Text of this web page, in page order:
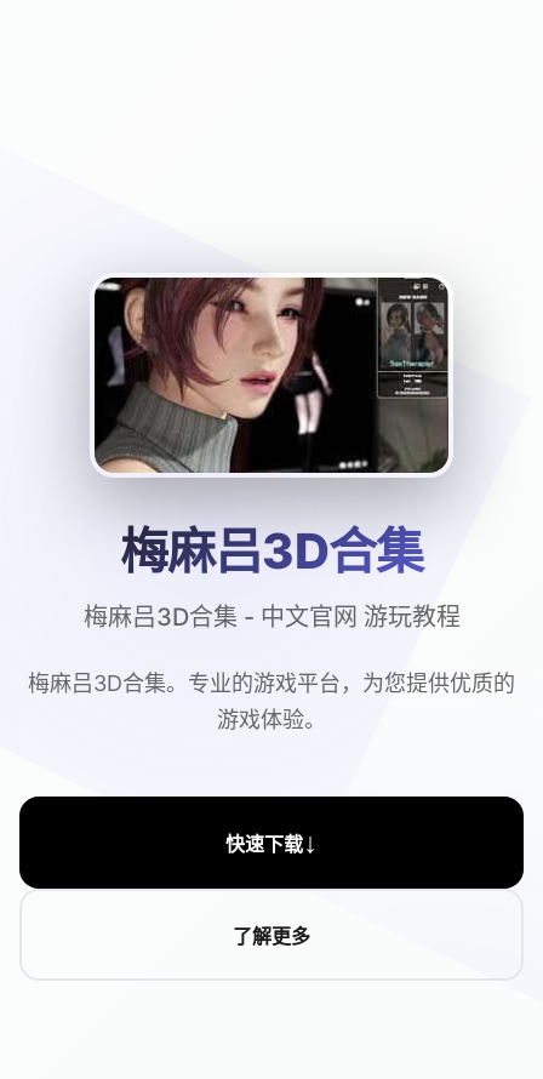
梅麻吕3D合集
梅麻吕3D合集 - 中文官网 游玩教程
梅麻吕3D合集。专业的游戏平台，为您提供优质的
游戏体验。
快速下载↓
了解更多